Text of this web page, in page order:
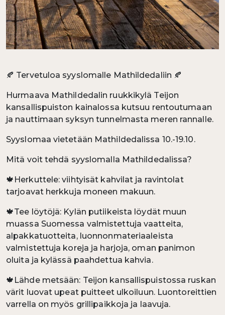
🍂 Tervetuloa syyslomalle Mathildedaliin 🍂
Hurmaava Mathildedalin ruukkikylä Teijon
kansallispuiston kainalossa kutsuu rentoutumaan
ja nauttimaan syksyn tunnelmasta meren rannalle.
Syyslomaa vietetään Mathildedalissa 10.-19.10.
Mitä voit tehdä syyslomalla Mathildedalissa?
🍁Herkuttele: viihtyisät kahvilat ja ravintolat
tarjoavat herkkuja moneen makuun.
🍁Tee löytöjä: Kylän putiikeista löydät muun
muassa Suomessa valmistettuja vaatteita,
alpakkatuotteita, luonnonmateriaaleista
valmistettuja koreja ja harjoja, oman panimon
oluita ja kylässä paahdettua kahvia.
🍁Lähde metsään: Teijon kansallispuistossa ruskan
värit luovat upeat puitteet ulkoiluun. Luontoreittien
varrella on myös grillipaikkoja ja laavuja.